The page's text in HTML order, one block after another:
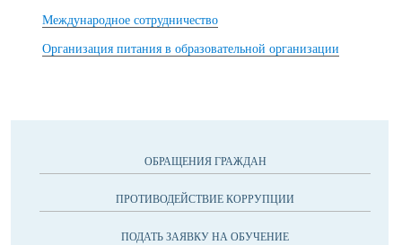
Международное сотрудничество
Организация питания в образовательной организации
ОБРАЩЕНИЯ ГРАЖДАН
ПРОТИВОДЕЙСТВИЕ КОРРУПЦИИ
ПОДАТЬ ЗАЯВКУ НА ОБУЧЕНИЕ